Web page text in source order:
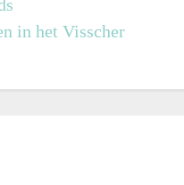
in het Visscher